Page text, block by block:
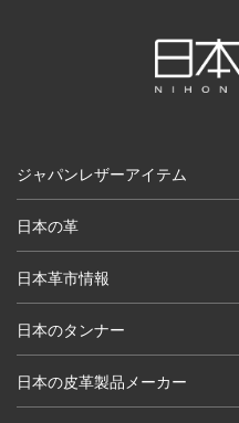
ジャパンレザーアイテム
日本の革
日本革市情報
日本のタンナー
日本の皮革製品メーカー